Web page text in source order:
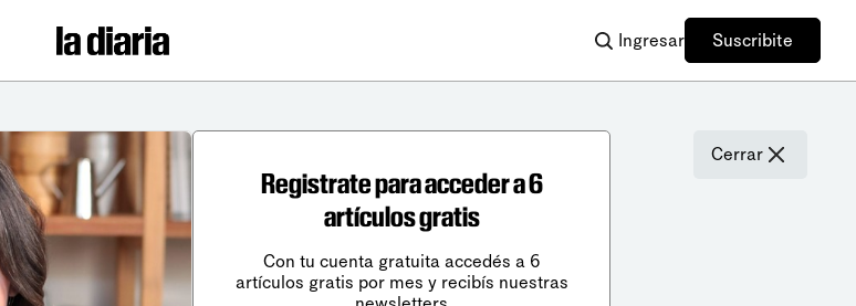
Ingresar Suscribite
Cerrar
Registrate para acceder a 6
artículos gratis
Con tu cuenta gratuita accedés a 6
artículos gratis por mes y recibís nuestras